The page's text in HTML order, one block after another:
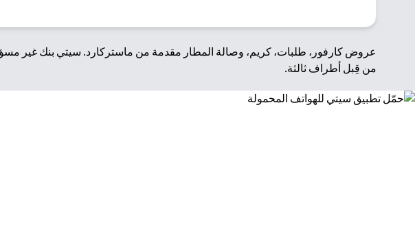
عروض كارفور، طلبات، كريم، وصالة المطار مقدمة من ماستركارد. سيتي بنك غير
من قِبل أطراف ثالثة.